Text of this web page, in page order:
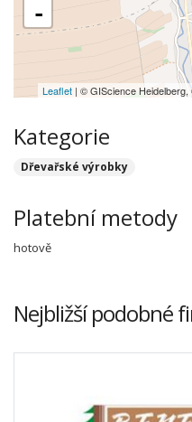
-
Leaflet | © GIScience
Kategorie
Dřevařské výrobky
Platební metody
hotově
Nejbližší podobné